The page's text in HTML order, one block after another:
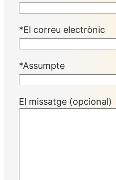
*El correu electrònic
*Assumpte
El missatge (opcional)